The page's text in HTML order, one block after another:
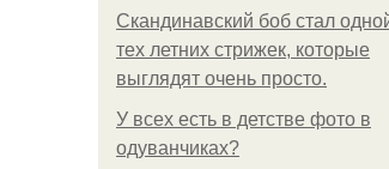
Скандинавский боб стал
тех летних стрижек, которые
выглядят очень просто.
У всех есть в детстве фото в
одуванчиках?